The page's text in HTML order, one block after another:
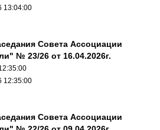
13:04:00
Совета Ассоциации
№ 23/26 от 16.04.2026г.
12:35:00
Совета Ассоциации